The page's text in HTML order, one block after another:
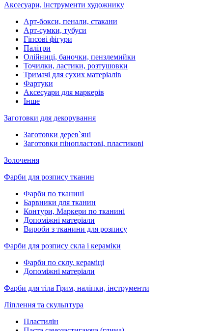
Аксесуари, інструменти художнику
Арт-бокси, пенали, стакани
Арт-сумки, тубуси
Гіпсові фігури
Палітри
Олійниці, баночки, пензлемийки
Точилки, ластики, розтушовки
Тримачі для сухих матеріалів
Фартуки
Аксесуари для маркерів
Інше
Заготовки для декорування
Заготовки дерев`яні
Заготовки пінопластові, пластикові
Золочення
Фарби для розпису тканин
Фарби по тканині
Барвники для тканин
Контури, Маркери по тканині
Допоміжні матеріали
Вироби з тканини для розпису
Фарби для розпису скла і кераміки
Фарби по склу, кераміці
Допоміжні матеріали
Фарби для тіла Грим, наліпки, інструменти
Ліплення та скульптура
Пластилін